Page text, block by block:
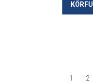
KÖRFU
1 2